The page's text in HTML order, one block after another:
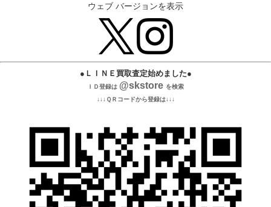
ウェブ バージョンを表示
●ＬＩＮＥ買取査定始めました●
ＩＤ登録は @skstore を検索
↓↓↓ＱＲコードから登録は↓↓↓